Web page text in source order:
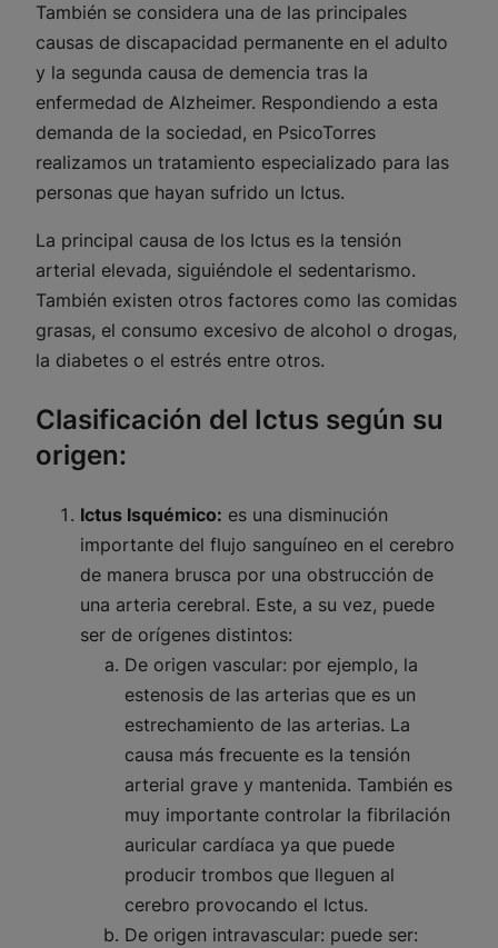
También se considera una de las principales
causas de discapacidad permanente en el adulto
y la segunda causa de demencia tras la
enfermedad de Alzheimer. Respondiendo a esta
demanda de la sociedad, en PsicoTorres
realizamos un tratamiento especializado para las
personas que hayan sufrido un Ictus.
La principal causa de los Ictus es la tensión
arterial elevada, siguiéndole el sedentarismo.
También existen otros factores como las comidas
grasas, el consumo excesivo de alcohol o drogas,
la diabetes o el estrés entre otros.
Clasificación del Ictus según su
origen:
Ictus Isquémico: es una disminución
importante del flujo sanguíneo en el cerebro
de manera brusca por una obstrucción de
una arteria cerebral. Este, a su vez, puede
ser de orígenes distintos:
De origen vascular: por ejemplo, la
estenosis de las arterias que es un
estrechamiento de las arterias. La
causa más frecuente es la tensión
arterial grave y mantenida. También es
muy importante controlar la fibrilación
auricular cardíaca ya que puede
producir trombos que lleguen al
cerebro provocando el Ictus.
De origen intravascular: puede ser: